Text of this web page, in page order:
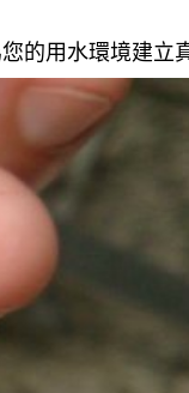
的用水環境建立